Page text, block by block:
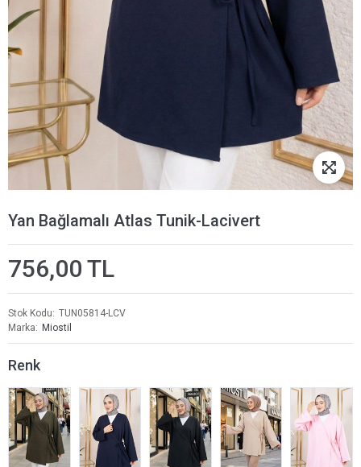
Yan Bağlamalı Atlas Tunik-Lacivert
756,00 TL
Stok Kodu
TUN05814-LCV
Marka
Miostil
Renk